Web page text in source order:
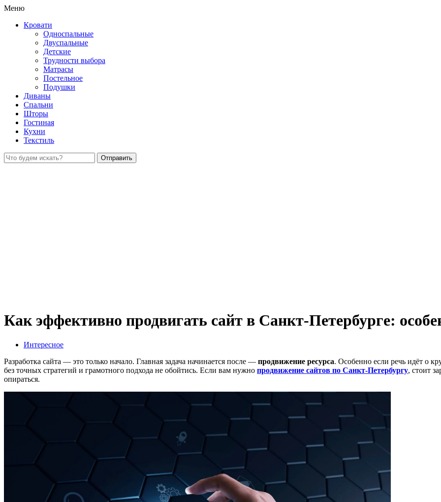
Меню
Кровати
Односпальные
Двуспальные
Детские
Трудности выбора
Матрасы
Постельное
Подушки
Диваны
Спальни
Шторы
Гостиная
Кухни
Текстиль
Как эффективно продвигать сайт в Санкт-Петербурге:
Интересное
Разработка сайта — это только начало. Главная задача начинается после — продвижение ресурса. Особенно если речь идёт о
без точных стратегий и грамотного подхода не обойтись. Если вам нужно продвижение сайтов по Санкт-Петербургу, стоит
опираться.